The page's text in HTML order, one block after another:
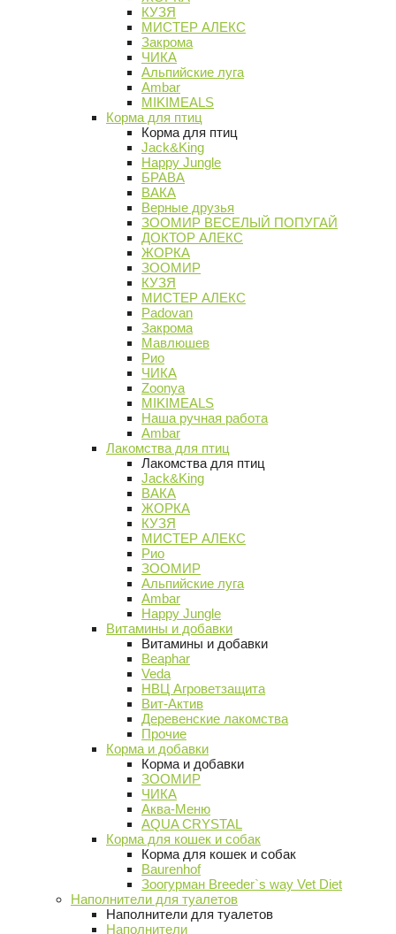
КУЗЯ
МИСТЕР АЛЕКС
Закрома
ЧИКА
Альпийские луга
Ambar
MIKIMEALS
Корма для птиц
Корма для птиц
Jack&King
Happy Jungle
БРАВА
ВАКА
Верные друзья
ЗООМИР ВЕСЕЛЫЙ ПОПУГАЙ
ДОКТОР АЛЕКС
ЖОРКА
ЗООМИР
КУЗЯ
МИСТЕР АЛЕКС
Padovan
Закрома
Мавлюшев
Рио
ЧИКА
Zoonya
MIKIMEALS
Наша ручная работа
Ambar
Лакомства для птиц
Лакомства для птиц
Jack&King
ВАКА
ЖОРКА
КУЗЯ
МИСТЕР АЛЕКС
Рио
ЗООМИР
Альпийские луга
Ambar
Happy Jungle
Витамины и добавки
Витамины и добавки
Beaphar
Veda
НВЦ Агроветзащита
Вит-Актив
Деревенские лакомства
Прочие
Корма и добавки
Корма и добавки
ЗООМИР
ЧИКА
Аква-Меню
AQUA CRYSTAL
Корма для кошек и собак
Корма для кошек и собак
Baurenhof
Зоогурман Breeder`s way Vet Diet
Наполнители для туалетов
Наполнители для туалетов
Наполнители